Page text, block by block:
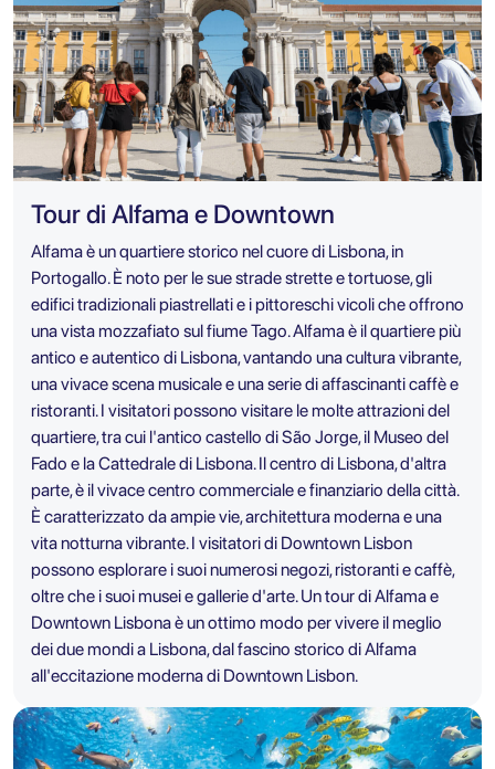
Tour di Alfama e Downtown
Alfama è un quartiere storico nel cuore di Lisbona, in
Portogallo. È noto per le sue strade strette e tortuose, gli
edifici tradizionali piastrellati e i pittoreschi vicoli che offrono
una vista mozzafiato sul fiume Tago. Alfama è il quartiere più
antico e autentico di Lisbona, vantando una cultura vibrante,
una vivace scena musicale e una serie di affascinanti caffè e
ristoranti. I visitatori possono visitare le molte attrazioni del
quartiere, tra cui l'antico castello di São Jorge, il Museo del
Fado e la Cattedrale di Lisbona. Il centro di Lisbona, d'altra
parte, è il vivace centro commerciale e finanziario della città.
È caratterizzato da ampie vie, architettura moderna e una
vita notturna vibrante. I visitatori di Downtown Lisbon
possono esplorare i suoi numerosi negozi, ristoranti e caffè,
oltre che i suoi musei e gallerie d'arte. Un tour di Alfama e
Downtown Lisbona è un ottimo modo per vivere il meglio
dei due mondi a Lisbona, dal fascino storico di Alfama
all'eccitazione moderna di Downtown Lisbon.